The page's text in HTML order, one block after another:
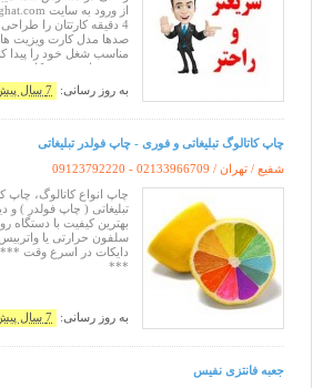
4 دقیقه کارتتان را
صدها مدل کارت ویزیت
مناسب شغل خود را پیدا
مشخصات خود ، کارت خود
هزینه ای بابت طراحی
به روز رسانی: 7 سال پیش
چاپ کاتالوگ تبلیغاتی و فوری - چاپ فولدر تبلیغاتی
شفیع / تهران / 09123792220 - 02133966709
چاپ انواع کاتالوگ، چاپ
تبلیغاتی ( چاپ فولدر ) و
سلفون حرارتی یا
دایکات در اسرع وقت ***
***
به روز رسانی: 7 سال پیش
جعبه فانتزی نفیس